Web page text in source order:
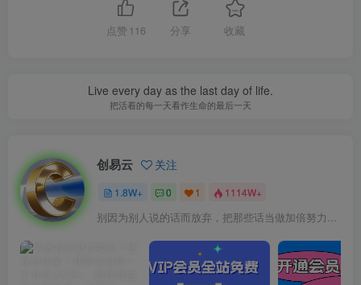
点赞 116 分享 收藏
Live every day as the last day of life.
把活着的每一天看作生命的最后一天
创易云 关注
1.8W+ 0 1 1114W+
别因为别人说的话而放弃，把那些话当做加倍努力的动力